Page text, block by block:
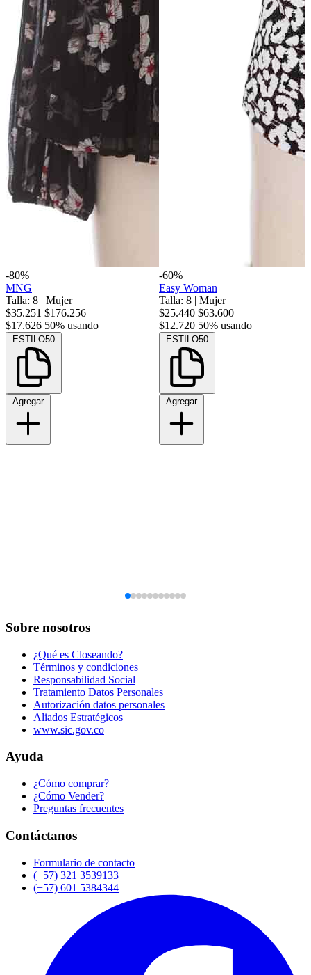
-80%
MNG
Talla: 8 | Mujer
$35.251 $176.256
$17.626 50% usando
ESTILO50
Agregar
-60%
Easy Woman
Talla: 8 | Mujer
$25.440 $63.600
$12.720 50% usando
ESTILO50
Agregar
Sobre nosotros
¿Qué es Closeando?
Términos y condiciones
Responsabilidad Social
Tratamiento Datos Personales
Autorización datos personales
Aliados Estratégicos
www.sic.gov.co
Ayuda
¿Cómo comprar?
¿Cómo Vender?
Preguntas frecuentes
Contáctanos
Formulario de contacto
(+57) 321 3539133
(+57) 601 5384344